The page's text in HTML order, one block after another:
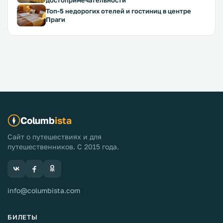
Топ-5 недорогих отелей и гостиниц в центре
Праги
Columbista
Сайт о путешествиях и для
путешественников. С 2015 года.
info@columbista.com
БИЛЕТЫ